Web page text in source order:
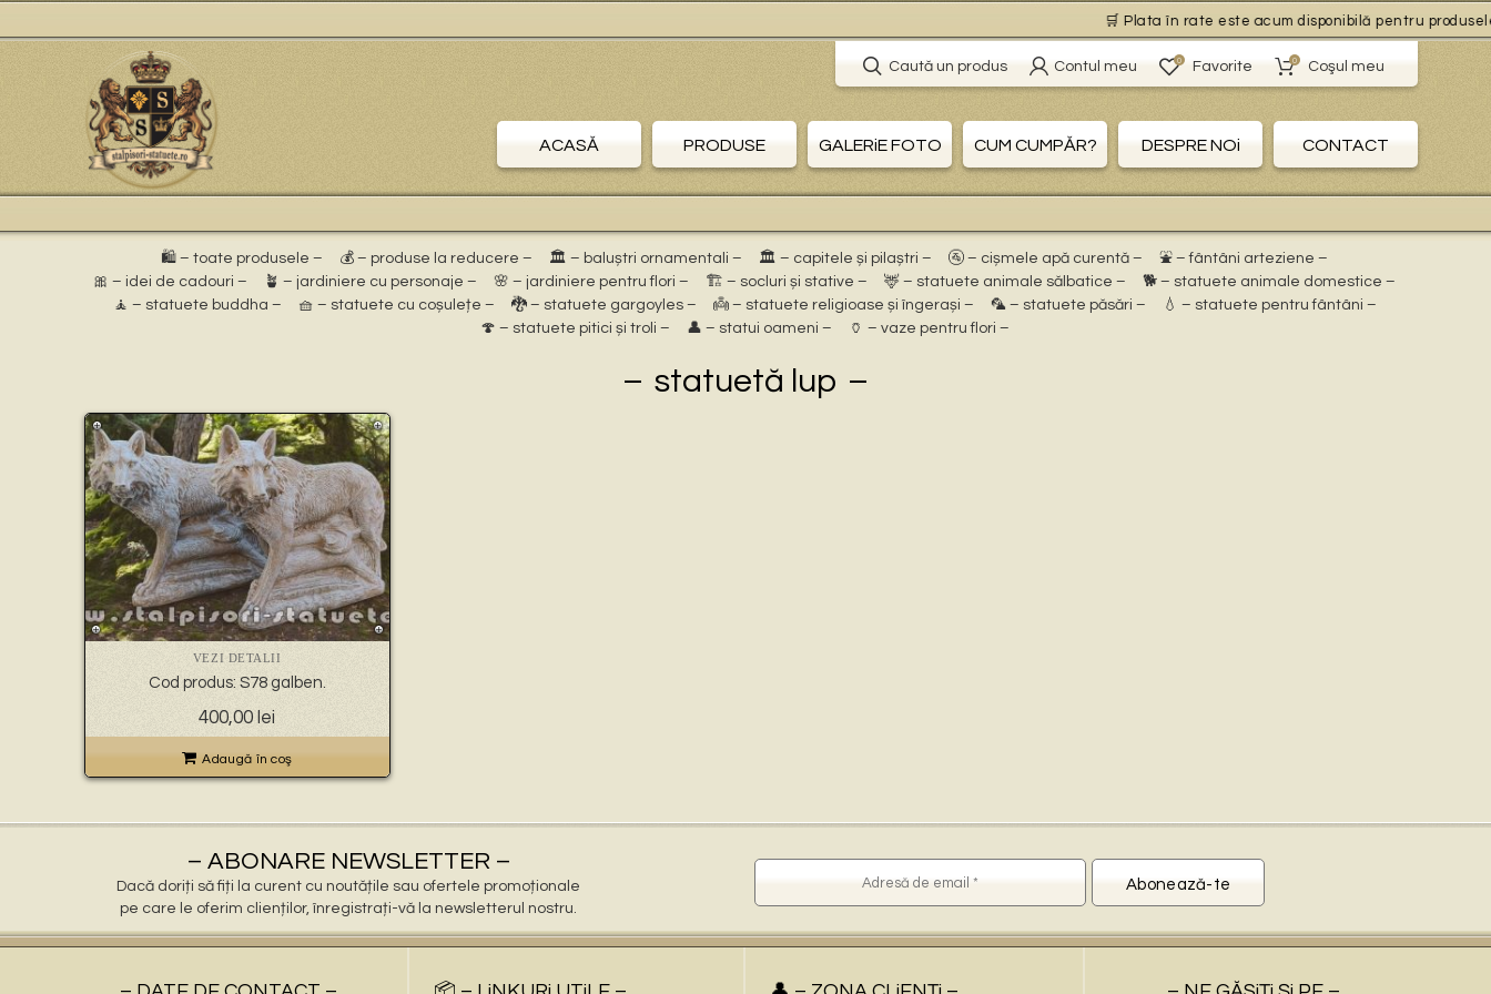
🛒 Plata în rate este acum disponibilă pentru produsele
Caută un produs Contul meu 0 Favorite 0 Coşul meu
ACASĂ PRODUSE GALERiE FOTO CUM CUMPĂR? DESPRE NOi CONTACT
🛍️ – toate produsele – 💰 – produse la reducere – 🏛 – baluștri ornamentali – 🏛 – capitele și pilaștri – 🚰 – cișmele apă curentă –
⛲ – fântâni arteziene –
🎀 – idei de cadouri –
🪴 – jardiniere cu personaje – 🌸 – jardiniere pentru flori – 🏗 – socluri și stative – 🦌 – statuete animale sălbatice –
🐕 – statuete animale domestice –
🧘 – statuete buddha –
🧺 – statuete cu coșulețe – 🐉 – statuete gargoyles – 👼 – statuete religioase și îngerași – 🦜 – statuete păsări –
💧 – statuete pentru fântâni –
🍄 – statuete pitici și troli –
👤 – statui oameni – 🏺 – vaze pentru flori –
statuetă lup
VEZI DETALII
Cod produs: S78 galben.
400,00 lei
Adaugă în coş
– ABONARE NEWSLETTER –
Dacă doriți să fiți la curent cu noutățile sau ofertele promoționale
pe care le oferim clienților, înregistrați-vă la newsletterul nostru.